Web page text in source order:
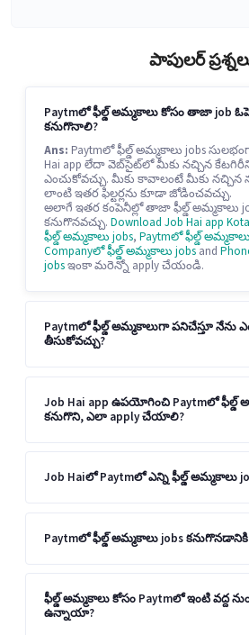
పాపులర్
Paytmలో ఫీల్డ్ అమ్మకాలు కోసం తాజా job
కనుగొనాలి?
Ans: Paytmలో ఫీల్డ్ అమ్మకాలు jobs
Hai app లేదా వెబ్‌సైట్‌లో మీకు నచ్చిన
ఎంచుకోవచ్చు. మీకు కావాలంటే మీకు నచ్చిన
లాంటి ఇతర ఫిల్టర్లను కూడా జోడించవచ్చు.
అలాగే ఇతర కంపెనీల్లో తాజా ఫీల్డ్ అమ్మకాలు
కనుగొనవచ్చు. Download Job Hai app
ఫీల్డ్ అమ్మకాలు jobs, Paytmలో ఫీల్డ్
Companyలో ఫీల్డ్ అమ్మకాలు jobs and
jobsఇంకా మరెన్నో apply చేయండి.
Paytmలో ఫీల్డ్ అమ్మకాలుగా పనిచేస్తూ నేను
తీసుకోవచ్చు?
Job Hai app ఉపయోగించి Paytmలో ఫీల్డ్
కనుగొని, ఎలా apply చేయాలి?
Job Haiలో Paytmలో ఎన్ని ఫీల్డ్ అమ్మకాలు
Paytmలో ఫీల్డ్ అమ్మకాలు jobs
ఫీల్డ్ అమ్మకాలు కోసం Paytmలో ఇంటి వద్ద
ఉన్నాయా?